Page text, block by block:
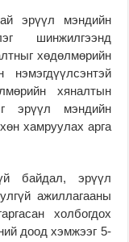
эрүүл мэндийн
шинжилгээнд
хөдөлмөрийн
хяналтын
эрүүл мэндийн
хамруулах арга
байдал, эрүүл
ажиллагааны
холбогдох
доод хэмжээг 5-